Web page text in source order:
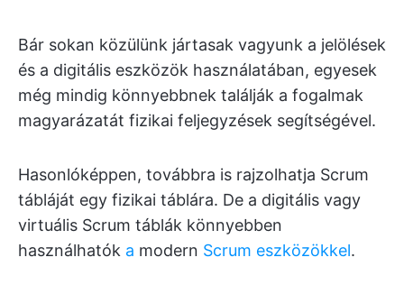
Bár sokan közülünk jártasak vagyunk a jelölések
és a digitális eszközök használatában, egyesek
még mindig könnyebbnek találják a fogalmak
magyarázatát fizikai feljegyzések segítségével.
Hasonlóképpen, továbbra is rajzolhatja Scrum
tábláját egy fizikai táblára. De a digitális vagy
virtuális Scrum táblák könnyebben
használhatók a modern Scrum eszközökkel.